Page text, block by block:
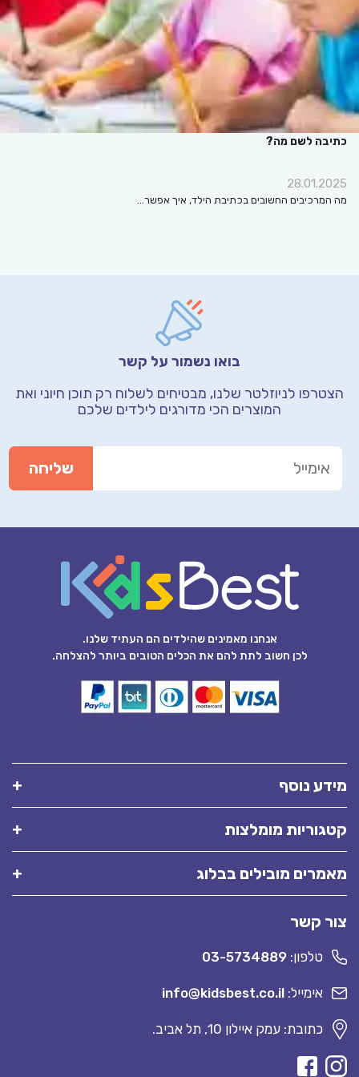
כתיבה לשם מה?
28.01.2025
מה המרכיבים החשובים בכתיבת הילד, איך אפשר…
בואו נשמור על קשר
הצטרפו לניוזלטר שלנו, מבטיחים לשלוח רק תוכן חיוני ואת
המוצרים הכי מדורגים לילדים שלכם
אנחנו מאמינים שהילדים הם העתיד שלנו.
לכן חשוב לתת להם את הכלים הטובים ביותר להצלחה.
מידע נוסף
קטגוריות מומלצות
מאמרים מובילים בבלוג
צור קשר
טלפון: 03-5734889
אימייל: info@kidsbest.co.il
כתובת: עמק איילון 10, תל אביב.